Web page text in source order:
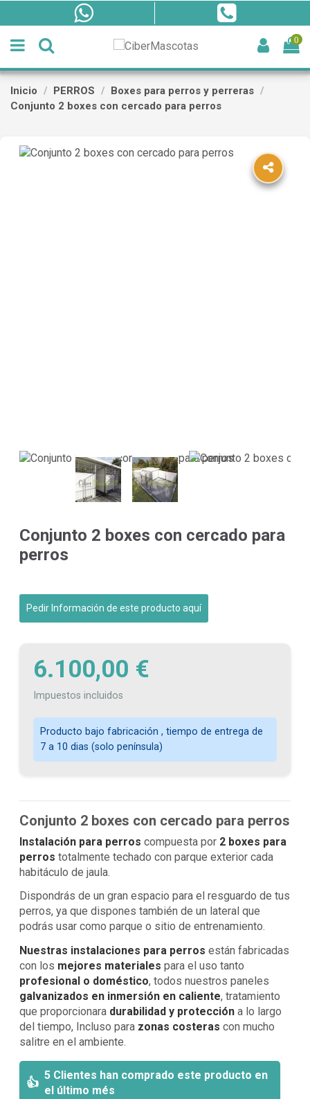
0
Inicio PERROS
Boxes para perros y perreras
Conjunto 2 boxes con cercado para perros
Conjunto 2 boxes con cercado para
perros
Pedir Información de este producto aquí
6.100,00 €
Impuestos incluidos
Producto bajo fabricación , tiempo de entrega de
7 a 10 dias (solo península)
Conjunto 2 boxes con cercado para perros
Instalación para perros compuesta por2 boxes para
perros totalmente techado con parque exterior cada
habitáculo de jaula.
Dispondrás de un gran espacio para el resguardo de tus
perros, ya que dispones también de un lateral que
podrás usar como parque o sitio de entrenamiento.
Nuestras instalaciones para perros están fabricadas
con los mejores materiales para el uso tanto
profesional o doméstico, todos nuestros paneles
galvanizados en inmersión en caliente, tratamiento
que proporcionara durabilidad y proteccióna lo largo
del tiempo, Incluso para zonas costeras con mucho
salitre en el ambiente.
5 Clientes han comprado este producto en
el último més